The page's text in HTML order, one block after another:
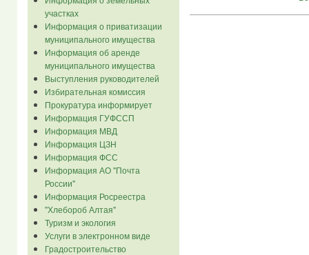
участках
Информация о приватизации
муниципального имущества
Информация об аренде
муниципального имущества
Выступления руководителей
Избирательная комиссия
Прокуратура информирует
Информация ГУФССП
Информация МВД
Информация ЦЗН
Информация ФСС
Информация АО "Почта
России"
Информация Росреестра
"Хлебороб Алтая"
Туризм и экология
Услуги в электронном виде
Градостроительство